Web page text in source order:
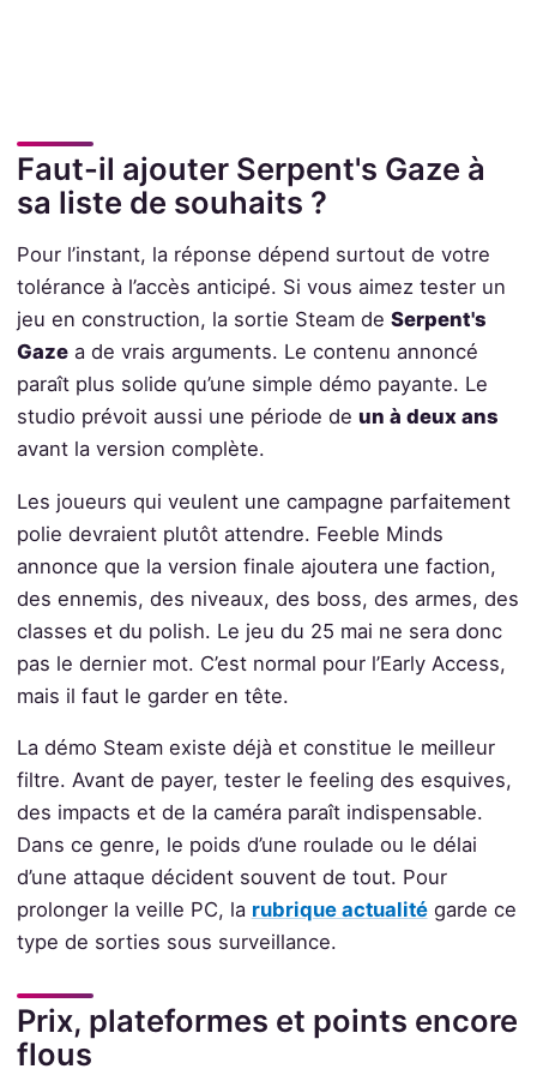
Faut-il ajouter Serpent's Gaze à
sa liste de souhaits ?
Pour l’instant, la réponse dépend surtout de votre
tolérance à l’accès anticipé. Si vous aimez tester un
jeu en construction, la sortie Steam de Serpent's
Gazea de vrais arguments. Le contenu annoncé
paraît plus solide qu’une simple démo payante. Le
studio prévoit aussi une période de un à deux ans
avant la version complète.
Les joueurs qui veulent une campagne parfaitement
polie devraient plutôt attendre. Feeble Minds
annonce que la version finale ajoutera une faction,
des ennemis, des niveaux, des boss, des armes, des
classes et du polish. Le jeu du 25 mai ne sera donc
pas le dernier mot. C’est normal pour l’Early Access,
mais il faut le garder en tête.
La démo Steam existe déjà et constitue le meilleur
filtre. Avant de payer, tester le feeling des esquives,
des impacts et de la caméra paraît indispensable.
Dans ce genre, le poids d’une roulade ou le délai
d’une attaque décident souvent de tout. Pour
prolonger la veille PC, la rubrique actualitégarde ce
type de sorties sous surveillance.
Prix, plateformes et points encore
flous